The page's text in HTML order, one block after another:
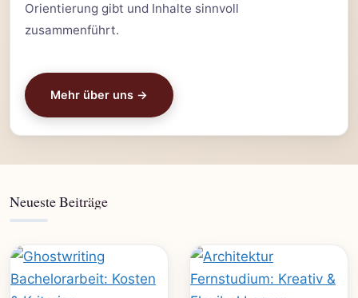
Orientierung gibt und Inhalte sinnvoll
zusammenführt.
Mehr über uns →
Neueste Beiträge